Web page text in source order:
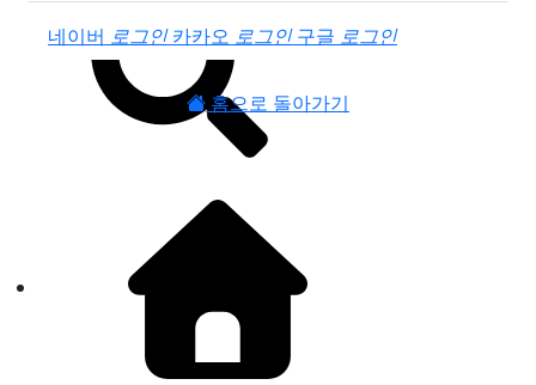
소셜계정으로 로그인
네이버 로그인 카카오 로그인 구글 로그인
홈으로 돌아가기